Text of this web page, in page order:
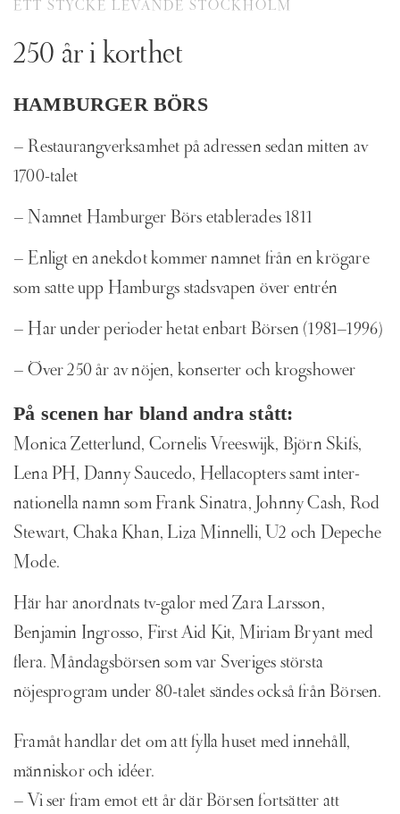
ETT STYCKE LEVANDE STOCKHOLM
250 år i korthet
HAMBURGER BÖRS
– Restaurangverksamhet på adressen sedan mitten av
1700-talet
– Namnet Hamburger Börs etablerades 1811
– Enligt en anekdot kommer namnet från en krögare
som satte upp Hamburgs stadsvapen över entrén
– Har under perioder hetat enbart Börsen (1981–1996)
– Över 250 år av nöjen, konserter och krogshower
På scenen har bland andra stått:
Monica Zetterlund, Cornelis Vreeswijk, Björn Skifs,
Lena PH, Danny Saucedo, Hellacopters samt inter-
nationella namn som Frank Sinatra, Johnny Cash, Rod
Stewart, Chaka Khan, Liza Minnelli, U2 och Depeche
Mode.
Här har anordnats tv-galor med Zara Larsson,
Benjamin Ingrosso, First Aid Kit, Miriam Bryant med
flera. Måndagsbörsen som var Sveriges största
nöjesprogram under 80-talet sändes också från Börsen.
Framåt handlar det om att fylla huset med innehåll,
människor och idéer.
– Vi ser fram emot ett år där Börsen fortsätter att